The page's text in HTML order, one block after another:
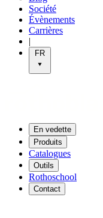
Société
Évènements
Carrières
|
FR
En vedette
Produits
Catalogues
Outils
Rothoschool
Contact